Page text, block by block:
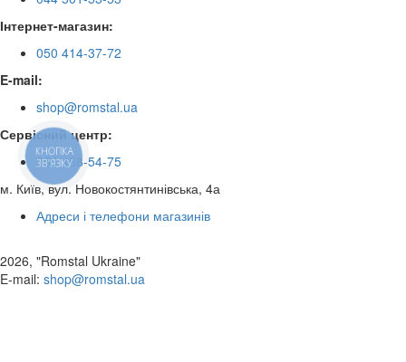
Інтернет-магазин:
050 414-37-72
E-mail:
shop@romstal.ua
Сервісний центр:
050 468-54-75
м. Київ, вул. Новокостянтинівська, 4а
Адреси і телефони магазинів
2026, "Romstal Ukraine"
​E-mail: shop@romstal.ua
КНОПКА
ЗВ'ЯЗКУ